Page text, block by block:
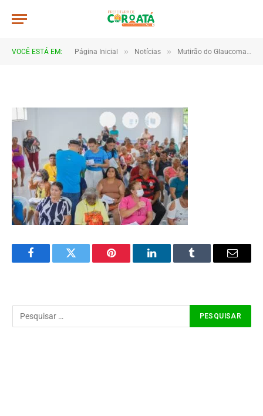
VOCÊ ESTÁ EM: Página Inicial » Notícias » Mutirão do Glaucoma reforça prevenção e cuidado com a saúde visual em Coroatá
JWR_9522
FacebookTwitter Pinterest LinkedInTumblr Email